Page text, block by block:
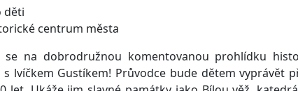
děti
centrum města
se na dobrodružnou komentovanou prohlídku
s lvíčkem Gustíkem! Průvodce bude dětem vyprávět